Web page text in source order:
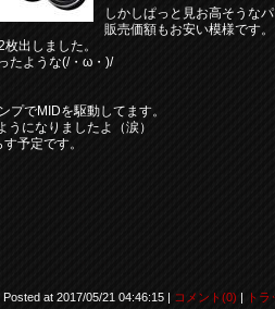
しかしぱっと見お高そうな
販売価額もお安い模様です。
出しました。
たような(/・ω・)/
プでMIDを駆動してます。
になりましたよ（涙）
予定です。
Posted at 2017/05/21 04:46:15 | コメント(0) ト